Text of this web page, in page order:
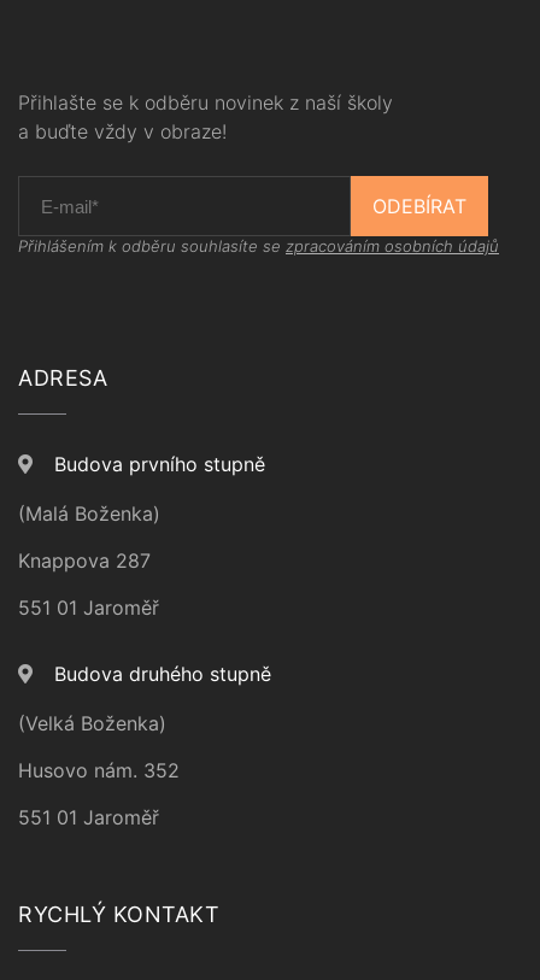
Přihlašte se k odběru novinek z naší školy
a buďte vždy v obraze!
ODEBÍRAT
Přihlášením k odběru souhlasíte se zpracováním osobních údajů
ADRESA
Budova prvního stupně
(Malá Boženka)
Knappova 287
551 01 Jaroměř
Budova druhého stupně
(Velká Boženka)
Husovo nám. 352
551 01 Jaroměř
RYCHLÝ KONTAKT